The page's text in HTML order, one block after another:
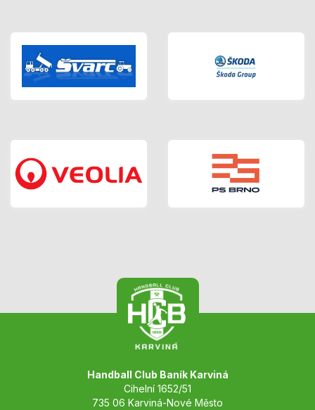
Handball Club Baník Karviná
Cihelní 1652/51
735 06 Karviná-Nové Město